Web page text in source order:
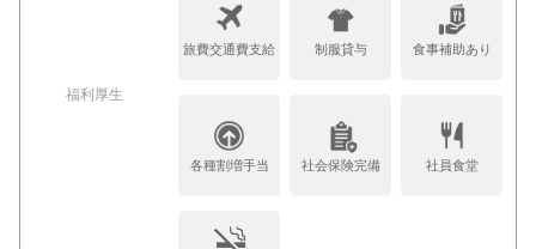
福利厚生
旅費交通費支給 制服貸与 食事補助あり
各種割増手当 社会保険完備 社員食堂